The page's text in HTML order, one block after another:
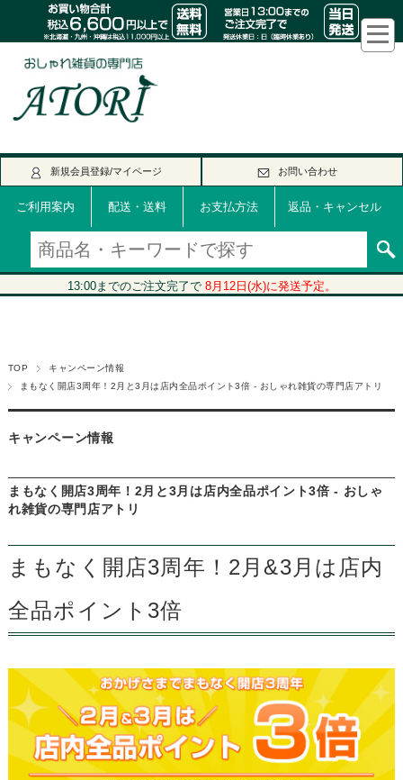
新規会員登録/マイページ お問い合わせ
ご利用案内 配送・送料 お支払方法 返品・キャンセル
TOP
キャンペーン情報
まもなく開店3周年！2月と3月は店内全品ポイント3倍 - おしゃれ雑貨の専門店アトリ
キャンペーン情報
まもなく開店3周年！2月と3月は店内全品ポイント3倍 - おしゃ
れ雑貨の専門店アトリ
まもなく開店3周年！2月&3月は店内
全品ポイント3倍